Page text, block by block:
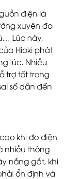
điện là
xuyên đo
Lúc này,
Hioki phát
lúc. Nhiều
trợ tốt trong
số dẫn đến
khi đo điện
nhiều thông
nắng gắt, khi
ổn định và